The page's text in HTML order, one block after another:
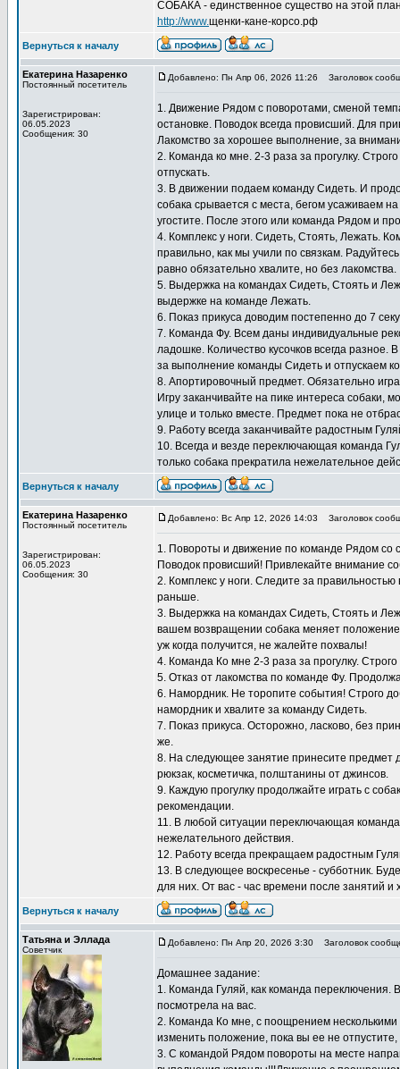
СОБАКА - единственное существо на этой
http://www.щенки-кане-корсо.рф
Вернуться к началу
Екатерина Назаренко
Постоянный посетитель
Зарегистрирован:
06.05.2023
Сообщения: 30
Добавлено: Пн Апр 06, 2026 11:26 Заголовок
1. Движение Рядом с поворотами, сменой
остановке. Поводок всегда провисший. Для
Лакомство за хорошее выполнение, за
2. Команда ко мне. 2-3 раза за прогулку.
отпускать.
3. В движении подаем команду Сидеть. И
собака срывается с места, бегом усаживаем
угостите. После этого или команда Рядом и
4. Комплекс у ноги. Сидеть, Стоять, Лежать.
правильно, как мы учили по связкам.
равно обязательно хвалите, но без лакомства.
5. Выдержка на командах Сидеть, Стоять и
выдержке на команде Лежать.
6. Показ прикуса доводим постепенно до 7
7. Команда Фу. Всем даны индивидуальные
ладошке. Количество кусочков всегда разное.
за выполнение команды Сидеть и отпускаем
8. Апортировочный предмет. Обязательно
Игру заканчивайте на пике интереса собаки,
улице и только вместе. Предмет пока не
9. Работу всегда заканчивайте радостным
10. Всегда и везде переключающая команда
только собака прекратила нежелательное
Вернуться к началу
Екатерина Назаренко
Постоянный посетитель
Зарегистрирован:
06.05.2023
Сообщения: 30
Добавлено: Вс Апр 12, 2026 14:03 Заголовок
1. Повороты и движение по команде Рядом со
Поводок провисший! Привлекайте внимание
2. Комплекс у ноги. Следите за
раньше.
3. Выдержка на командах Сидеть, Стоять и
вашем возвращении собака меняет
уж когда получится, не жалейте похвалы!
4. Команда Ко мне 2-3 раза за прогулку.
5. Отказ от лакомства по команде Фу.
6. Намордник. Не торопите события! Строго
намордник и хвалите за команду Сидеть.
7. Показ прикуса. Осторожно, ласково, без
же.
8. На следующее занятие принесите предмет
рюкзак, косметичка, полштанины от джинсов.
9. Каждую прогулку продолжайте играть с
рекомендации.
11. В любой ситуации переключающая
нежелательного действия.
12. Работу всегда прекращаем радостным
13. В следующее воскресенье - субботник.
для них. От вас - час времени после занятий
Вернуться к началу
Татьяна и Эллада
Советчик
Добавлено: Пн Апр 20, 2026 3:30 Заголовок
Домашнее задание:
1. Команда Гуляй, как команда переключения.
посмотрела на вас.
2. Команда Ко мне, с поощрением несколькими
изменить положение, пока вы ее не
3. С командой Рядом повороты на месте